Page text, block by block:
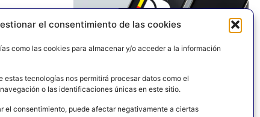
el consentimiento de las cookies
como las cookies para almacenar y/o acceder a la información
estas tecnologías nos permitirá procesar datos como el
o las identificaciones únicas en este sitio.
el consentimiento, puede afectar negativamente a ciertas